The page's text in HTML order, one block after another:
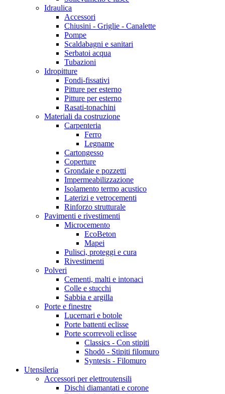
Idraulica
Accessori
Chiusini - Griglie - Canalette
Pompe
Scaldabagni e sanitari
Serbatoi acqua
Tubazioni
Idropitture
Fondi-fissativi
Pitture per esterno
Pitture per esterno
Rasati-tonachini
Materiali da costruzione
Carpenteria
Ferro
Legname
Cartongesso
Coperture
Grondaie e pozzetti
Impermeabilizzazione
Isolamento termo acustico
Laterizi e vetrocementi
Rinforzo strutturale
Pavimenti e rivestimenti
Microcemento
EcoBeton
Mapei
Pulisci, proteggi e cura
Rivestimenti
Polveri
Cementi, malti e intonaci
Colle e stucchi
Sabbia e argilla
Porte e finestre
Lucernari e botole
Porte battenti eclisse
Porte scorrevoli eclisse
Classics - Con stipiti
Shodō - Stipiti filomuro
Syntesis - Filomuro
Utensileria
Accessori per elettroutensili
Dischi diamantati e corone